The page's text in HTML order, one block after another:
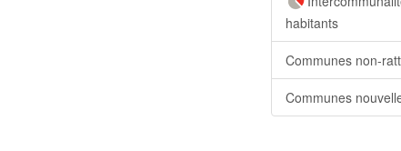
habitants
Communes non-
Communes